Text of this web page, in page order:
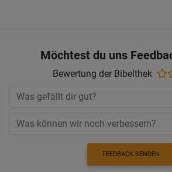
Möchtest du uns
Bewertung der Bibelthek
FEEDBACK SENDEN